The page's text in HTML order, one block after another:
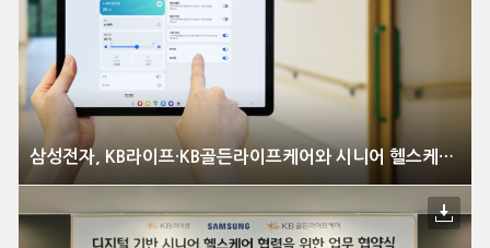
삼성전자, KB라이프·KB골든라이프케어와 시니어 헬스케어 혁신 선도